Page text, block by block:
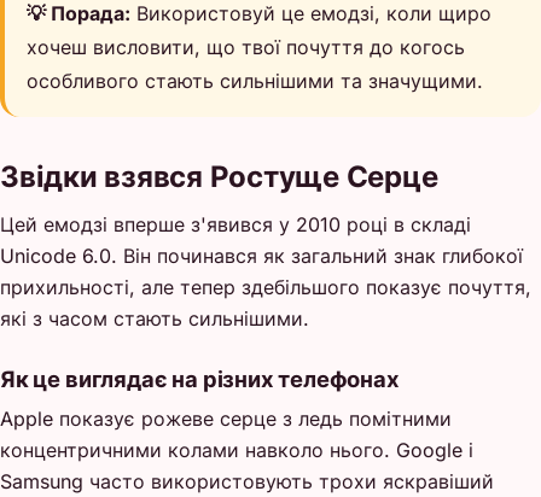
💡 Порада: Використовуй це емодзі, коли щиро
хочеш висловити, що твої почуття до когось
особливого стають сильнішими та значущими.
Звідки взявся Ростуще Серце
Цей емодзі вперше з'явився у 2010 році в складі
Unicode 6.0. Він починався як загальний знак глибокої
прихильності, але тепер здебільшого показує почуття,
які з часом стають сильнішими.
Як це виглядає на різних телефонах
Apple показує рожеве серце з ледь помітними
концентричними колами навколо нього. Google і
Samsung часто використовують трохи яскравіший